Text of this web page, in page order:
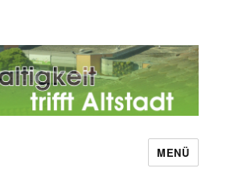
MENÜ